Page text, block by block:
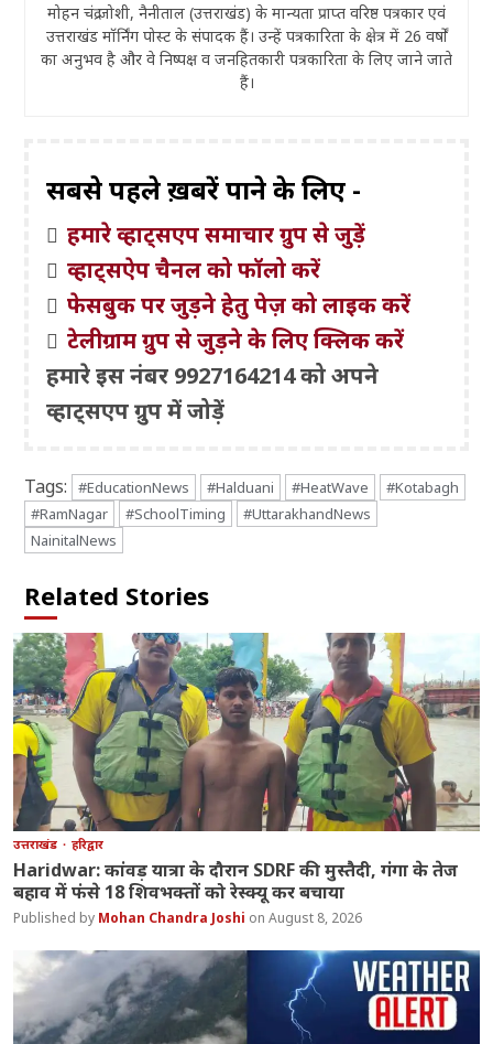
मोहन चंद्र जोशी, नैनीताल (उत्तराखंड) के मान्यता प्राप्त वरिष्ठ पत्रकार एवं
उत्तराखंड मॉर्निंग पोस्ट के संपादक हैं। उन्हें पत्रकारिता के क्षेत्र में 26 वर्षों
का अनुभव है और वे निष्पक्ष व जनहितकारी पत्रकारिता के लिए जाने जाते
हैं।
सबसे पहले ख़बरें पाने के लिए -
हमारे व्हाट्सएप समाचार ग्रुप से जुड़ें
व्हाट्सऐप चैनल को फॉलो करें
फेसबुक पर जुड़ने हेतु पेज़ को लाइक करें
टेलीग्राम ग्रुप से जुड़ने के लिए क्लिक करें
हमारे इस नंबर 9927164214 को अपने
व्हाट्सएप ग्रुप में जोड़ें
Tags: #EducationNews #Halduani #HeatWave
#Kotabagh
#RamNagar
#SchoolTiming
#UttarakhandNews
NainitalNews
Related Stories
उत्तराखंड हरिद्वार
Haridwar: कांवड़ यात्रा के दौरान SDRF की मुस्तैदी, गंगा के तेज
बहाव में फंसे 18 शिवभक्तों को रेस्क्यू कर बचाया
Mohan Chandra Joshi August 8, 2026